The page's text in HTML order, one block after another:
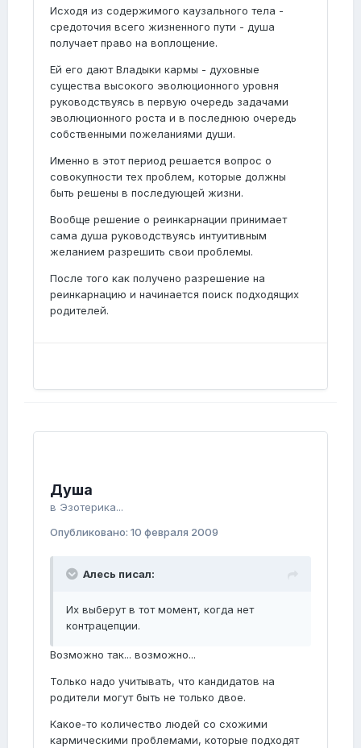
Исходя из содержимого каузального тела -
средоточия всего жизненного пути - душа
получает право на воплощение.
Ей его дают Владыки кармы - духовные
существа высокого эволюционного уровня
руководствуясь в первую очередь задачами
эволюционного роста и в последнюю очередь
собственными пожеланиями души.
Именно в этот период решается вопрос о
совокупности тех проблем, которые должны
быть решены в последующей жизни.
Вообще решение о реинкарнации принимает
сама душа руководствуясь интуитивным
желанием разрешить свои проблемы.
После того как получено разрешение на
реинкарнацию и начинается поиск подходящих
родителей.
Душа
в Эзотерика...
Опубликовано: 10 февраля 2009
Алесь писал:
Их выберут в тот момент, когда нет
контрацепции.
Возможно так... возможно...
Только надо учитывать, что кандидатов на
родители могут быть не только двое.
Какое-то количество людей со схожими
кармическими проблемами, которые подходят